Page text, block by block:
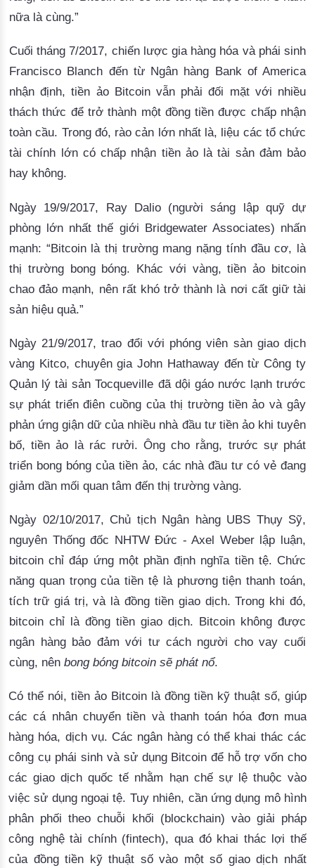
nữa là cùng.”
Cuối tháng 7/2017, chiến lược gia hàng hóa và phái sinh
Francisco Blanch đến từ Ngân hàng Bank of America
nhận định, tiền ảo Bitcoin vẫn phải đối mặt với nhiều
thách thức để trở thành một đồng tiền được chấp nhận
toàn cầu. Trong đó, rào cản lớn nhất là, liệu các tổ chức
tài chính lớn có chấp nhận tiền ảo là tài sản đảm bảo
hay không.
Ngày 19/9/2017, Ray Dalio (người sáng lập quỹ dự
phòng lớn nhất thế giới Bridgewater Associates) nhấn
mạnh: “Bitcoin là thị trường mang nặng tính đầu cơ, là
thị trường bong bóng. Khác với vàng, tiền ảo bitcoin
chao đảo mạnh, nên rất khó trở thành là nơi cất giữ tài
sản hiệu quả.”
Ngày 21/9/2017, trao đổi với phóng viên sàn giao dịch
vàng Kitco, chuyên gia John Hathaway đến từ Công ty
Quản lý tài sản Tocqueville đã dội gáo nước lạnh trước
sự phát triển điên cuồng của thị trường tiền ảo và gây
phản ứng giận dữ của nhiều nhà đầu tư tiền ảo khi tuyên
bố, tiền ảo là rác rưởi. Ông cho rằng, trước sự phát
triển bong bóng của tiền ảo, các nhà đầu tư có vẻ đang
giảm dần mối quan tâm đến thị trường vàng.
Ngày 02/10/2017, Chủ tịch Ngân hàng UBS Thụy Sỹ,
nguyên Thống đốc NHTW Đức - Axel Weber lập luận,
bitcoin chỉ đáp ứng một phần định nghĩa tiền tệ. Chức
năng quan trọng của tiền tệ là phương tiện thanh toán,
tích trữ giá trị, và là đồng tiền giao dịch. Trong khi đó,
bitcoin chỉ là đồng tiền giao dịch. Bitcoin không được
ngân hàng bảo đảm với tư cách người cho vay cuối
cùng, nên bong bóng bitcoin sẽ phát nổ.
Có thể nói, tiền ảo Bitcoin là đồng tiền kỹ thuật số, giúp
các cá nhân chuyển tiền và thanh toán hóa đơn mua
hàng hóa, dịch vụ. Các ngân hàng có thể khai thác các
công cụ phái sinh và sử dụng Bitcoin để hỗ trợ vốn cho
các giao dịch quốc tế nhằm hạn chế sự lệ thuộc vào
việc sử dụng ngoại tệ. Tuy nhiên, cần ứng dụng mô hình
phân phối theo chuỗi khối (blockchain) vào giải pháp
công nghệ tài chính (fintech), qua đó khai thác lợi thế
của đồng tiền kỹ thuật số vào một số giao dịch nhất